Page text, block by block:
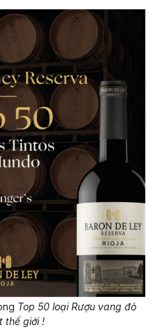
Top 50 loại Rượu vang đỏ
thế giới !